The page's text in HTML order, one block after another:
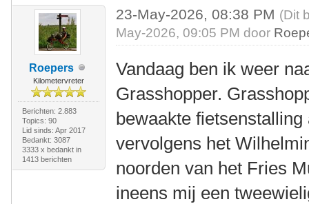
Roepers
Kilometervreter
Berichten: 2.883
Topics: 90
Lid sinds: Apr 2017
Bedankt: 3087
3333 x bedankt in
1413 berichten
23-May-2026, 08:38 PM (Dit
May-2026, 09:05 PM door
Vandaag ben ik weer
Grasshopper.
bewaakte
vervolgens het
noorden van het Fries
ineens mij een